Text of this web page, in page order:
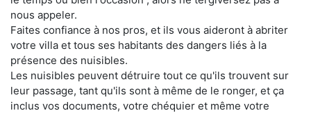
nous appeler.
Faites confiance à nos pros, et ils vous aideront à abriter
votre villa et tous ses habitants des dangers liés à la
présence des nuisibles.
Les nuisibles peuvent détruire tout ce qu'ils trouvent sur
leur passage, tant qu'ils sont à même de le ronger, et ça
inclus vos documents, votre chéquier et même votre